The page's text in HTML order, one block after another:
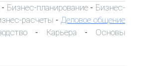
- Бизнес-планирование- Бизнес-
расчеты - Деловое общение
- Карьера - Основы